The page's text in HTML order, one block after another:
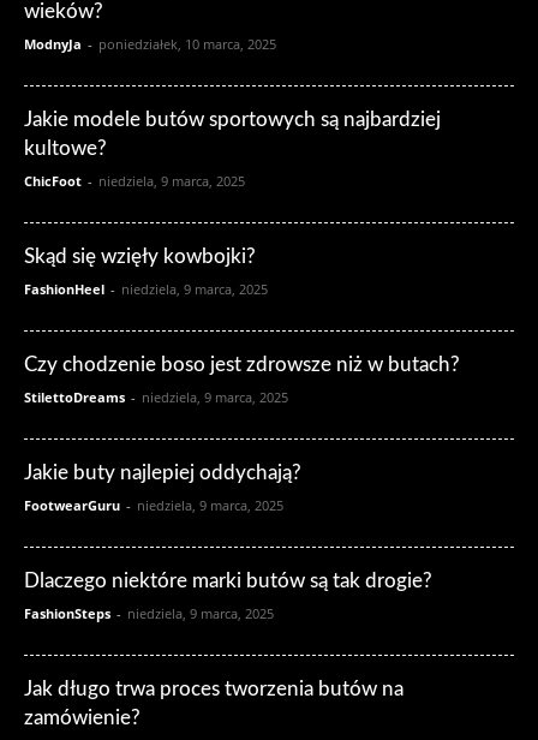
wieków?
ModnyJa - poniedziałek, 10 marca, 2025
Jakie modele butów sportowych są najbardziej
kultowe?
ChicFoot - niedziela, 9 marca, 2025
Skąd się wzięły kowbojki?
FashionHeel - niedziela, 9 marca, 2025
Czy chodzenie boso jest zdrowsze niż w butach?
StilettoDreams - niedziela, 9 marca, 2025
Jakie buty najlepiej oddychają?
FootwearGuru - niedziela, 9 marca, 2025
Dlaczego niektóre marki butów są tak drogie?
FashionSteps - niedziela, 9 marca, 2025
Jak długo trwa proces tworzenia butów na
zamówienie?